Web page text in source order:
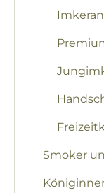
Smoker